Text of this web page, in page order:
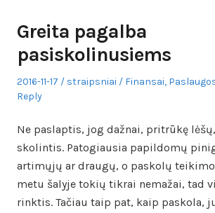
Greita pagalba
pasiskolinusiems
Posted
on
2016-11-17 Author
straipsniai
Posted
Finansai,
Reply
Ne paslaptis, jog dažnai, pritrūkę
skolintis. Patogiausia papildomų
artimųjų ar draugų, o paskolų
metu šalyje tokių tikrai nemažai, tad
rinktis. Tačiau taip pat, kaip paskola,